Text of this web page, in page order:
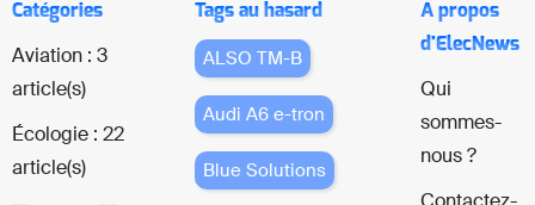
Catégories
Aviation : 3
article(s)
Écologie : 22
article(s)
Tags au hasard
ALSO TM-B
Audi A6 e-tron
Blue Solutions
A propos
d'ElecNews
Qui
sommes-
nous ?